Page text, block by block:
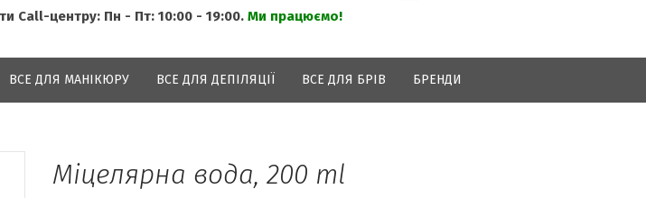
Call-центру: Пн - Пт: 10:00 - 19:00. Ми працюємо!
ВСЕ ДЛЯ МАНІКЮРУ ВСЕ ДЛЯ ДЕПІЛЯЦІЇ ВСЕ ДЛЯ БРІВ БРЕНДИ
Міцелярна вода, 200 ml